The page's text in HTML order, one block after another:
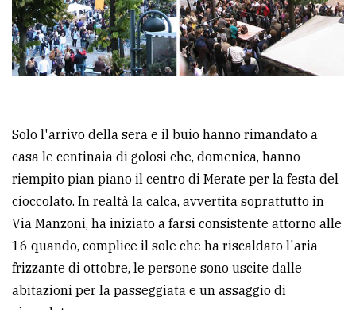
Ricerca
avanzata
TESTATE
PRIVACY
Privacy
Solo l'arrivo della sera e il buio hanno rimandato a
casa le centinaia di golosi che, domenica, hanno
riempito pian piano il centro di Merate per la festa del
cioccolato. In realtà la calca, avvertita soprattutto in
Via Manzoni, ha iniziato a farsi consistente attorno alle
16 quando, complice il sole che ha riscaldato l'aria
frizzante di ottobre, le persone sono uscite dalle
abitazioni per la passeggiata e un assaggio di